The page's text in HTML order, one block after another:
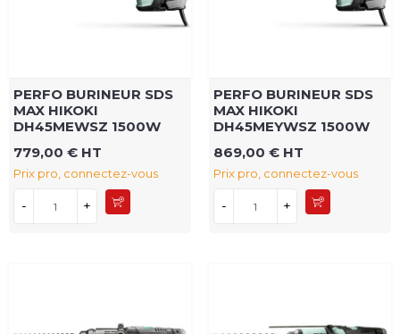
PERFO BURINEUR SDS
MAX HIKOKI
DH45MEWSZ 1500W
779,00 € HT
Prix pro, connectez-vous
- +
PERFO BURINEUR SDS
MAX HIKOKI
DH45MEYWSZ 1500W
869,00 € HT
Prix pro, connectez-vous
- +